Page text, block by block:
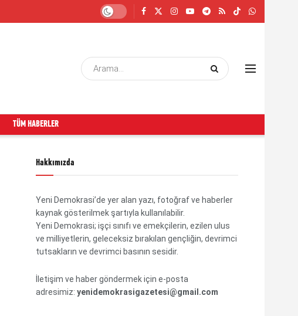
TÜM HABERLER
Hakkımızda
Yeni Demokrasi’de yer alan yazı, fotoğraf ve haberler
kaynak gösterilmek şartıyla kullanılabilir.
Yeni Demokrasi; işçi sınıfı ve emekçilerin, ezilen ulus
ve milliyetlerin, geleceksiz bırakılan gençliğin, devrimci
tutsakların ve devrimci basının sesidir.
İletişim ve haber göndermek için e-posta
adresimiz: yenidemokrasigazetesi@gmail.com